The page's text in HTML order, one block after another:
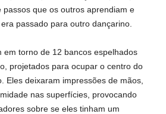
que os outros aprendiam e
passado para outro dançarino.
em torno de 12 bancos espelhados
projetados para ocupar o centro do
Eles deixaram impressões de mãos,
nas superfícies, provocando
sobre se eles tinham um